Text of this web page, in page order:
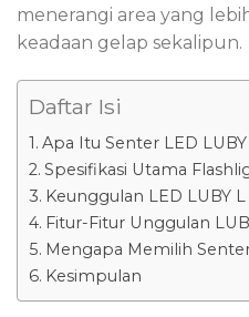
menerangi area yang
keadaan gelap sekalipun.
Daftar Isi
Apa Itu Senter LED
Spesifikasi Utama
Keunggulan LED LUBY
Fitur-Fitur Unggulan
Mengapa Memilih
Kesimpulan